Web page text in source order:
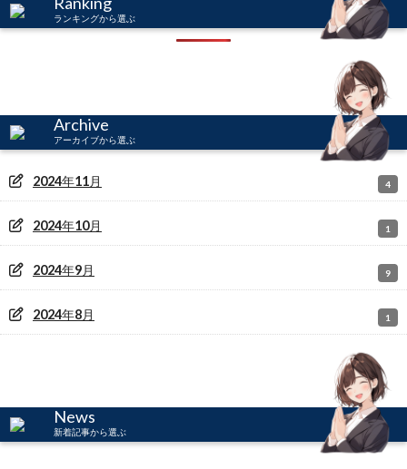
ランキングから選ぶ
Archive
アーカイブから選ぶ
2024年11月 4
2024年10月 1
2024年9月 9
2024年8月 1
News
新着記事から選ぶ